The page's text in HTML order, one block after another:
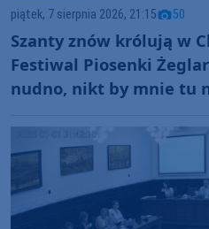
piątek, 7 sierpnia 2026, 21:15 50
Szanty znów królują w
Festiwal Piosenki
nudno, nikt by mnie tu